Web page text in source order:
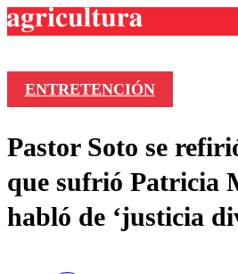
Frecuencias
Agricultura TV
Deportes
Colo Colo
Entretención
ENTRETENCIÓN
Pastor Soto se
que sufrió Patricia
habló de ‘justicia